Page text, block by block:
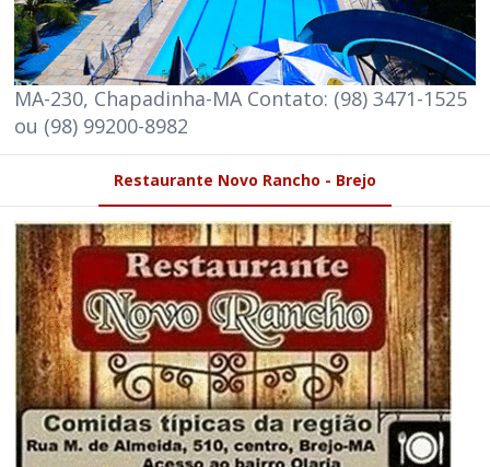
MA-230, Chapadinha-MA Contato: (98) 3471-1525
ou (98) 99200-8982
Restaurante Novo Rancho - Brejo